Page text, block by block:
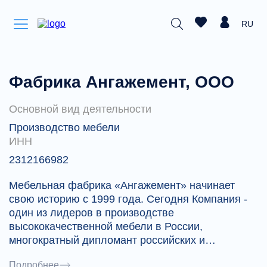
RU
Фабрика Ангажемент, ООО
Основной вид деятельности
Производство мебели
ИНН
2312166982
Мебельная фабрика «Ангажемент» начинает
свою историю с 1999 года. Сегодня Компания -
один из лидеров в производстве
высококачественной мебели в России,
многократный дипломант российских и
Подробнее